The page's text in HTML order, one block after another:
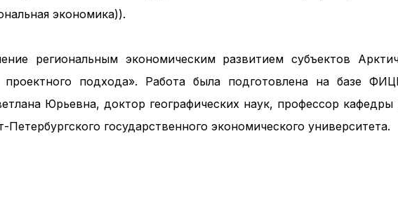
экономика)).
региональным экономическим развитием субъектов
подхода». Работа была подготовлена на базе
Юрьевна, доктор географических наук, профессор
государственного экономического университета.